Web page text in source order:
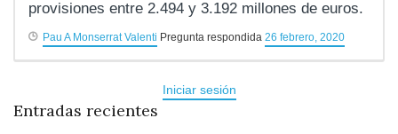
provisiones entre 2.494 y 3.192 millones de euros.
Pau A Monserrat Valenti Pregunta respondida 26 febrero, 2020
Iniciar sesión
Entradas recientes